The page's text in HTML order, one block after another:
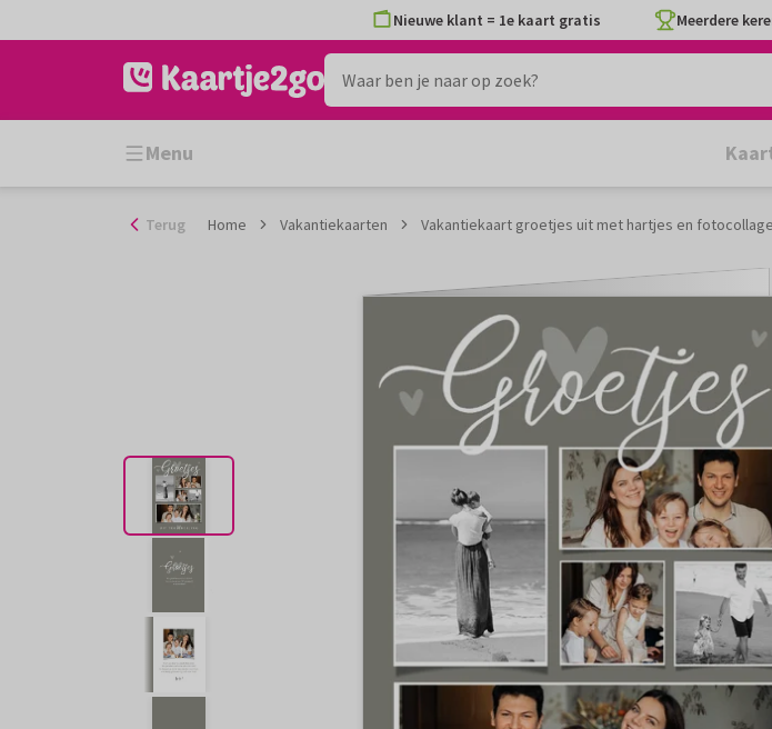
naar
Nieuwe klant = 1e kaart gratis Meerdere
Menu
Terug Home Vakantiekaarten Vakantiekaart groetjes uit met hartjes en fotocollage